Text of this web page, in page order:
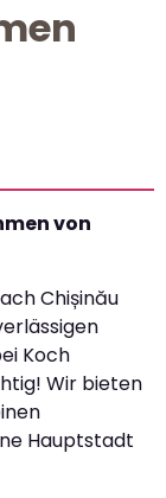
von
Chișinău
Koch
Wir bieten
Hauptstadt